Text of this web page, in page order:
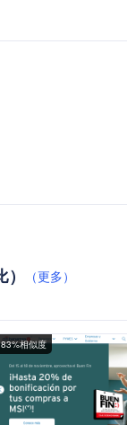
（更多）
83%相似度